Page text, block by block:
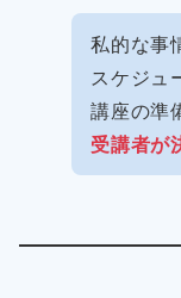
私的な事
スケジュ
講座の準
受講者が
＊成果を